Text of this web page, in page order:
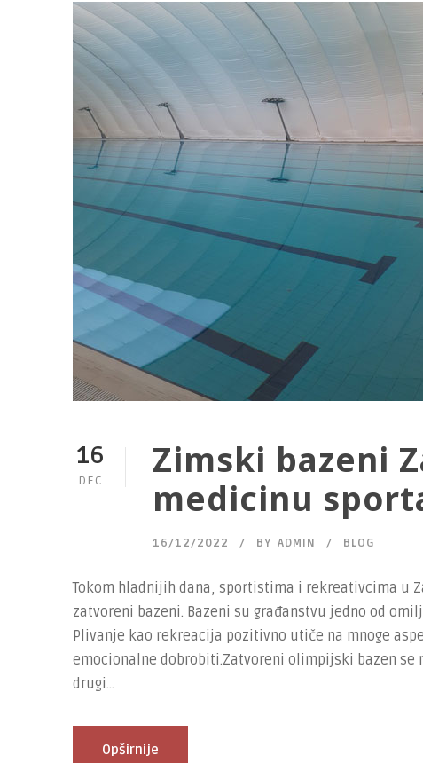
16
DEC
Zimski bazeni
medicinu
16/12/2022 BY ADMIN BLOG
Tokom hladnijih dana, sportistima i rekreativcima u
zatvoreni bazeni. Bazeni su građanstvu jedno od
Plivanje kao rekreacija pozitivno utiče na mnoge
emocionalne dobrobiti.Zatvoreni olimpijski bazen se
drugi...
Opširnije